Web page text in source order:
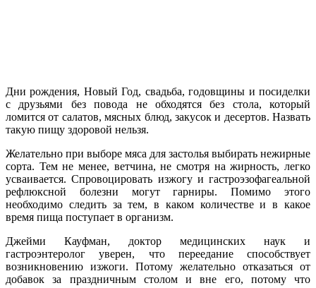
Дни рождения, Новый Год, свадьба, годовщины и посиделки
с друзьями без повода не обходятся без стола, который
ломится от салатов, мясных блюд, закусок и десертов. Назвать
такую пищу здоровой нельзя.
Желательно при выборе мяса для застолья выбирать нежирные
сорта. Тем не менее, ветчина, не смотря на жирность, легко
усваивается. Спровоцировать изжогу и гастроэзофагеальной
рефлюксной болезни могут гарниры. Помимо этого
необходимо следить за тем, в каком количестве и в какое
время пища поступает в организм.
Джейми Кауфман, доктор медицинских наук и
гастроэнтеролог уверен, что переедание способствует
возникновению изжоги. Потому желательно отказаться от
добавок за праздничным столом и вне его, потому что